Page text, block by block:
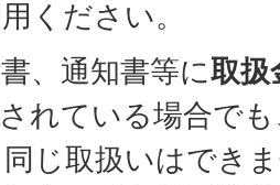
ください。
、通知書等に取扱
れている場合で
じ取扱いはでき